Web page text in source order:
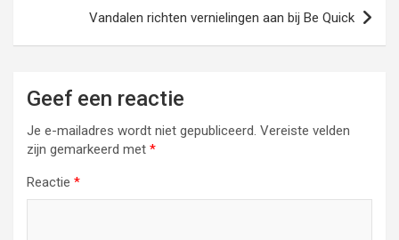
Vandalen richten vernielingen aan bij Be Quick
Geef een reactie
Je e-mailadres wordt niet gepubliceerd. Vereiste velden
zijn gemarkeerd met *
Reactie *